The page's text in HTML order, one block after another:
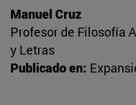
Manuel Cruz
Profesor de Filosofía
y Letras
Publicado en: